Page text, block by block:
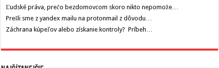
Ľudské práva, prečo bezdomovcom skoro nikto nepomože…
Prešli sme z yandex mailu na protonmail z dôvodu…
Záchrana kúpeľov alebo získanie kontroly? Príbeh…